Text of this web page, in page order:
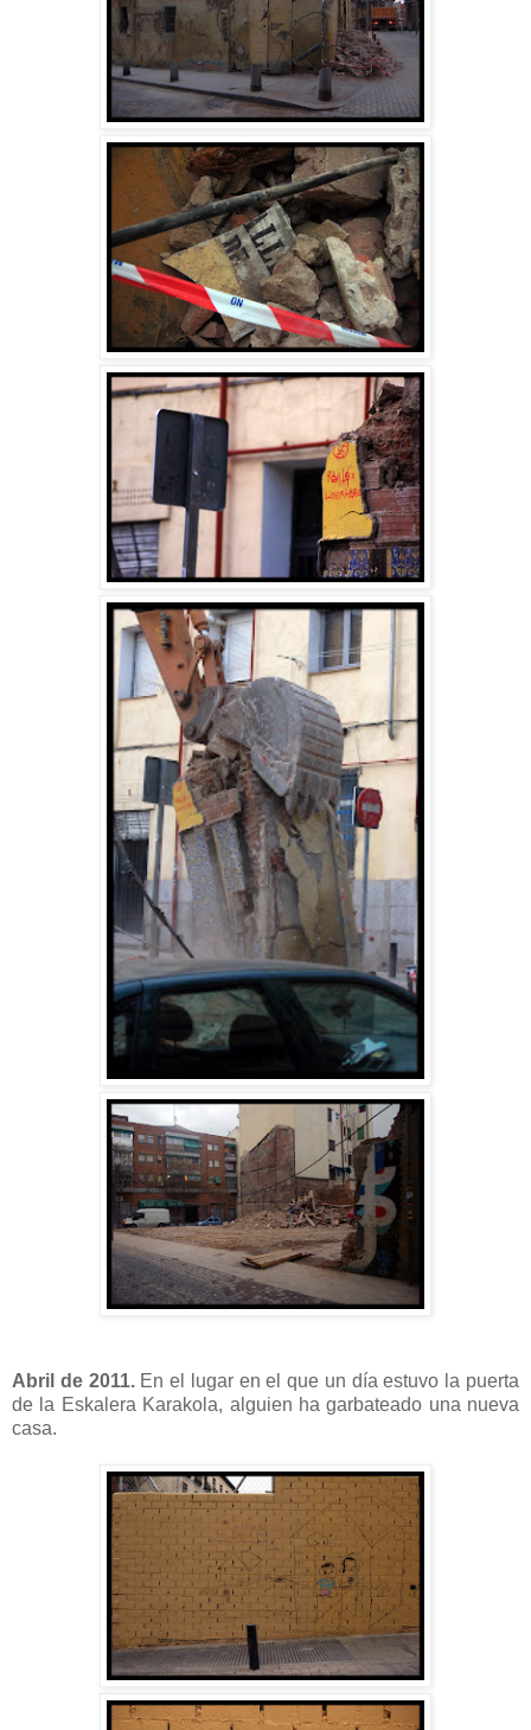
Abril de 2011.En el lugar en el que un día estuvo la puerta
de la Eskalera Karakola, alguien ha garbateado una nueva
casa.